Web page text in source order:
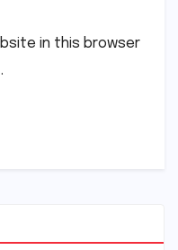
in this browser